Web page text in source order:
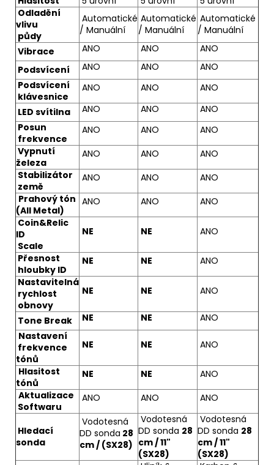
Odladění
vlivu
půdy
Automatické
/ Manuální
Automatické
/ Manuální
Automatické
/ Manuální
Vibrace
ANO ANO
ANO
Podsvícení
ANO ANO
ANO
Podsvícení
klávesnice
ANO ANO
ANO
LED svítilna
ANO ANO
ANO
Posun
frekvence
ANO ANO
ANO
Vypnutí
železa
ANO ANO
ANO
Stabilizátor
země
ANO ANO
ANO
Prahový tón
(All Metal)
ANO ANO
ANO
Coin&Relic
ID
Scale
NE NE ANO
Přesnost
hloubky ID
NE NE
ANO
Nastavitelná
rychlost
obnovy
NE NE ANO
Tone Break NE NE
ANO
Nastavení
frekvence
tónů
NE NE ANO
Hlasitost
tónů
NE NE
ANO
Aktualizace
Softwaru
ANO ANO ANO
Hledací
sonda
Vodotesná
DD sonda 28
cm / (SX28)
Vodotesná
DD sonda 28
cm / 11"
(SX28)
Vodotesná
DD sonda 28
cm / 11"
(SX28)